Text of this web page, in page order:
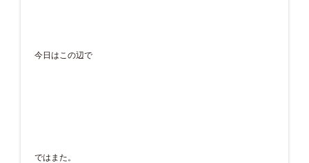
今日はこの辺で
ではまた。